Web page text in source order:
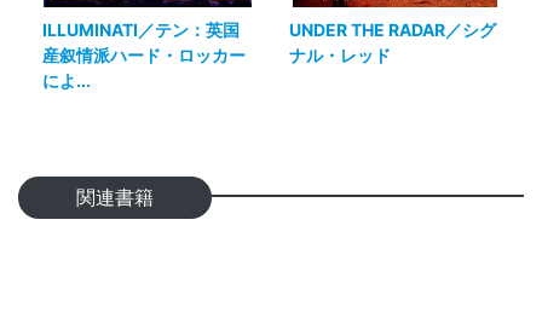
ILLUMINATI／テン：英国
産叙情派ハード・ロッカー
によ...
UNDER THE RADAR／シグ
ナル・レッド
関連書籍